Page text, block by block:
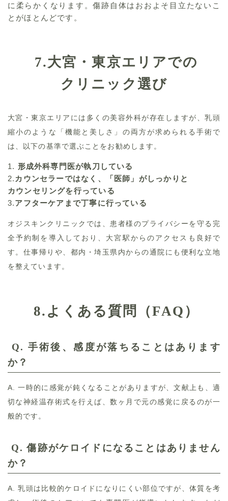
に柔らかくなります。傷跡自体はおおよそ目立たないこ
とがほとんどです。
7.大宮・東京エリアでの
クリニック選び
大宮・東京エリアには多くの美容外科が存在しますが、乳頭
縮小のような「機能と美しさ」の両方が求められる手術で
は、以下の基準で選ぶことをお勧めします。
1. 形成外科専門医が執刀している
2. カウンセラーではなく、「医師」がしっかりと
カウンセリングを行っている
3.アフターケアまで丁寧に行っている
オジスキンクリニックでは、患者様のプライバシーを守る完
全予約制を導入しており、大宮駅からのアクセスも良好で
す。仕事帰りや、都内・埼玉県内からの通院にも便利な立地
を整えています。
8. よくある質問（FAQ）
Q. 手術後、感度が落ちることはあります
か？
A. 一時的に感覚が鈍くなることがありますが、文献上も、適
切な神経温存術式を行えば、数ヶ月で元の感覚に戻るのが一
般的です。
Q.傷跡がケロイドになることはありません
か？
A. 乳頭は比較的ケロイドになりにくい部位ですが、体質を考